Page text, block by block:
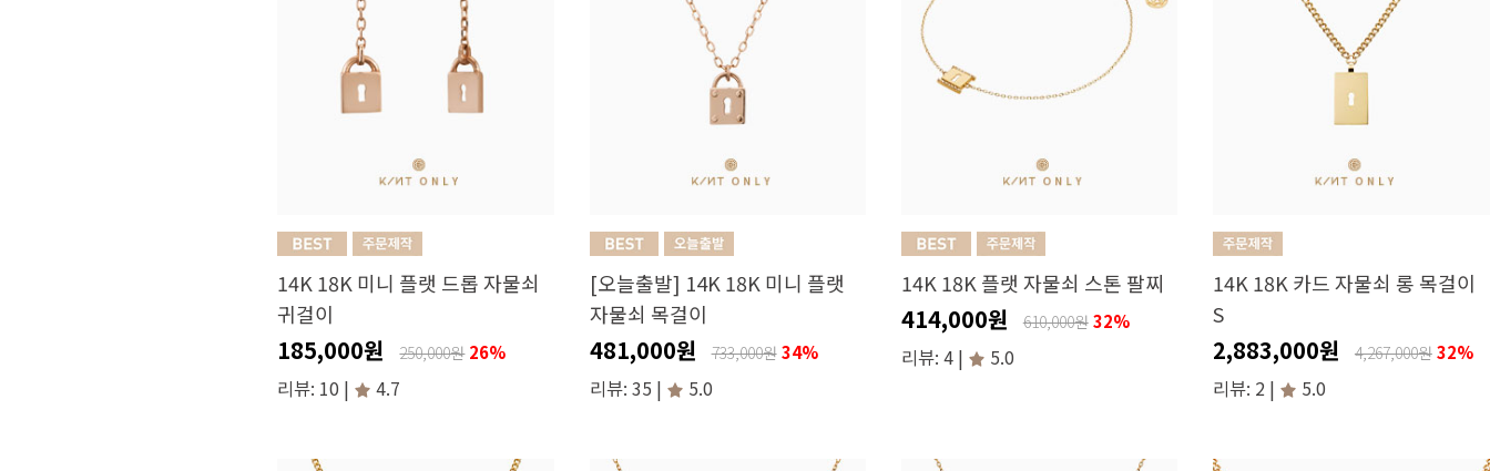
14K 18K 미니 플랫 드롭 자물쇠
귀걸이
185,000원 250,000원 26%
리뷰: 10 | 4.7
[오늘출발] 14K 18K 미니 플랫
자물쇠 목걸이
481,000원 733,000원 34%
리뷰: 35 | 5.0
14K 18K 플랫 자물쇠 스톤 팔찌
414,000원 610,000원 32%
리뷰: 4 | 5.0
14K 18K 카드 자물쇠 롱 목걸이
S
2,883,000원 4,267,000원 32%
리뷰: 2 | 5.0